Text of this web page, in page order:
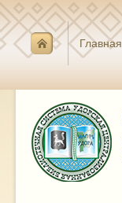
Главная